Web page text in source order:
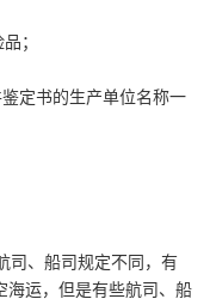
；
定书的生产单位名称一
司、船司规定不同，有
海运，但是有些航司、船